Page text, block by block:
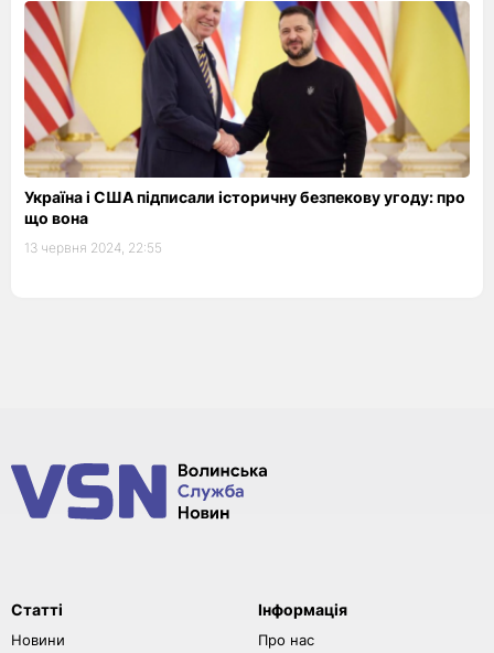
Україна і США підписали історичну безпекову угоду: про
що вона
13 червня 2024, 22:55
Статті
Новини
Інформація
Про нас